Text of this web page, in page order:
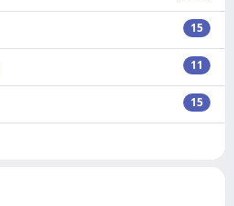
15
11
15